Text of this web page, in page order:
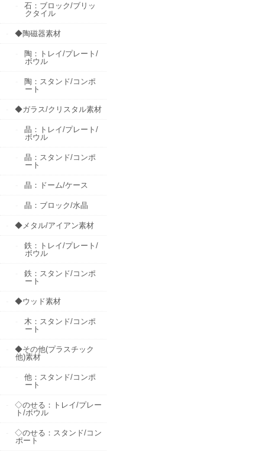
石：ブロック/ブリッ
クタイル
◆陶磁器素材
陶：トレイ/プレート/
ボウル
陶：スタンド/コンポ
ート
◆ガラス/クリスタル素材
晶：トレイ/プレート/
ボウル
晶：スタンド/コンポ
ート
晶：ドーム/ケース
晶：ブロック/水晶
◆メタル/アイアン素材
鉄：トレイ/プレート/
ボウル
鉄：スタンド/コンポ
ート
◆ウッド素材
木：スタンド/コンポ
ート
◆その他(プラスチック
他)素材
他：スタンド/コンポ
ート
◇のせる：トレイ/プレー
ト/ボウル
◇のせる：スタンド/コン
ポート